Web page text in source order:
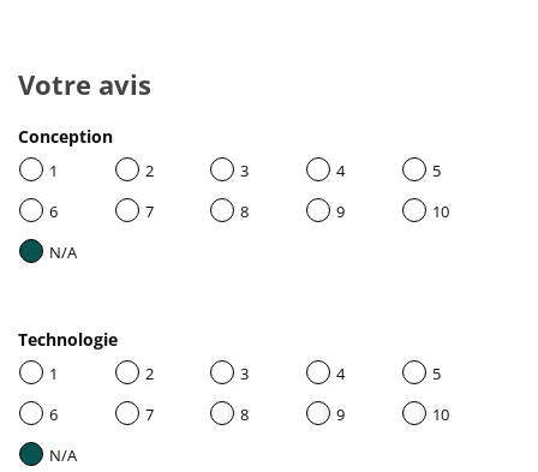
Votre avis
Conception
1 2 3 4
5
6
7 8 9
10
N/A
Technologie
1 2 3 4
5
6
7 8 9
10
N/A